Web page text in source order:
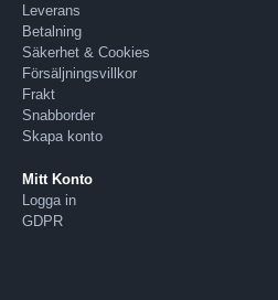
Leverans
Betalning
Säkerhet & Cookies
Försäljningsvillkor
Frakt
Snabborder
Skapa konto
Mitt Konto
Logga in
GDPR